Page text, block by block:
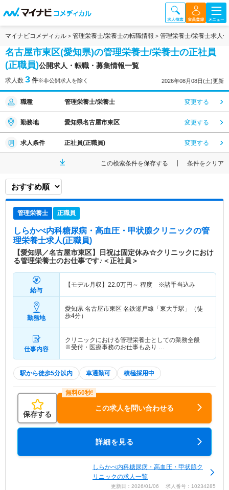
マイナビコメディカル 管理栄養士/栄養士の転職情報 管理栄養士/栄養士求人
名古屋市東区(愛知県)の管理栄養士/栄養士の正社員
(正職員)公開求人・転職・募集情報一覧
求人数 3 件※非公開求人を除く 2026年08月08日(土)更新
職種 管理栄養士/栄養士 変更する
勤務地 愛知県名古屋市東区 変更する
求人条件 正社員(正職員) 変更する
この検索条件を保存する 条件をクリア
管理栄養士 正職員
しらかべ内科糖尿病・高血圧・甲状腺クリニックの管
理栄養士求人(正職員)
【愛知県／名古屋市東区】日祝は固定休み☆クリニックにおけ
る管理栄養士のお仕事です♪＜正社員＞
給与
【モデル月収】 22.0万円～ 程度 ※諸手当込み
勤務地
愛知県 名古屋市東区 名鉄瀬戸線「東大手駅」（徒
歩4分）
仕事内容
クリニックにおける管理栄養士としての業務全般
※受付・医療事務のお仕事もあり …
駅から徒歩5分以内 車通勤可 積極採用中
保存する
この求人を問い合わせる
詳細を見る
しらかべ内科糖尿病・高血圧・甲状腺ク
リニックの求人一覧
更新日：2026/01/06 求人番号：10234285